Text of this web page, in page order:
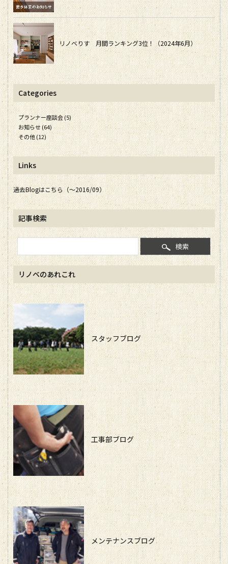
リノベりす 月間ランキング3位！（2024年6月）
Categories
プランナー座談会 (5)
お知らせ (64)
その他 (12)
Links
過去Blogはこちら（～2016/09）
記事検索
検索
リノベのあれこれ
スタッフブログ
工事部ブログ
メンテナンスブログ